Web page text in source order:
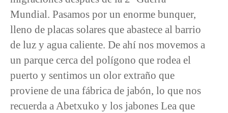
Mundial. Pasamos por un enorme bunquer,
lleno de placas solares que abastece al barrio
de luz y agua caliente. De ahí nos movemos a
un parque cerca del polígono que rodea el
puerto y sentimos un olor extraño que
proviene de una fábrica de jabón, lo que nos
recuerda a Abetxuko y los jabones Lea que